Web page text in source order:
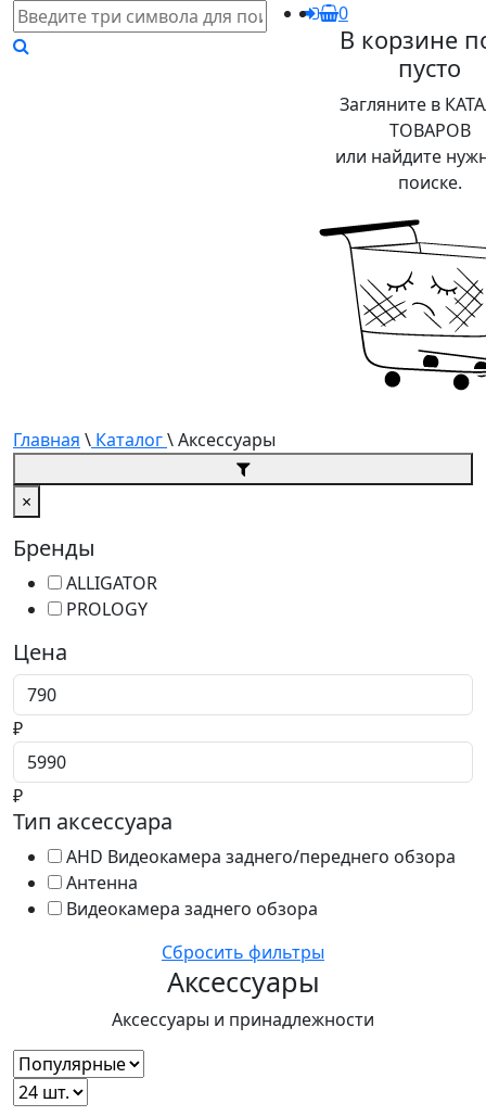
0
В корзине
пусто
Загляните в
ТОВАРОВ
или найдите
поиске.
Главная \ Каталог\ Аксессуары
×
Бренды
ALLIGATOR
PROLOGY
Цена
Цена от
₽
Цена до
₽
Тип аксессуара
AHD Видеокамера заднего/переднего обзора
Антенна
Видеокамера заднего обзора
Сбросить фильтры
Аксессуары
Аксессуары и принадлежности